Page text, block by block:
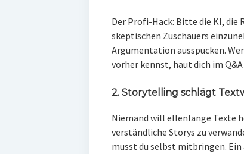
Der Profi-Hack: Bitte die KI, die
skeptischen Zuschauers
Argumentation ausspucken.
vorher kennst, haut dich im
2. Storytelling schlägt
Niemand will ellenlange Texte
verständliche Storys zu
musst du selbst mitbringen.